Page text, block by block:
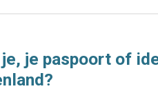
je paspoort of